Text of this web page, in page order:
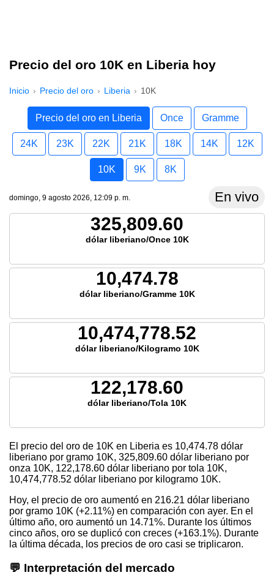
Precio del oro 10K en Liberia hoy
Inicio Precio del oro Liberia 10K
Precio del oro en Liberia Once Gramme
24K 23K 22K 21K 18K 14K 12K
10K 9K 8K
domingo, 9 agosto 2026, 12:09 p. m. En vivo
325,809.60
dólar liberiano/Once 10K
10,474.78
dólar liberiano/Gramme 10K
10,474,778.52
dólar liberiano/Kilogramo 10K
122,178.60
dólar liberiano/Tola 10K
El precio del oro de 10K en Liberia es 10,474.78 dólar
liberiano por gramo 10K, 325,809.60 dólar liberiano por
onza 10K, 122,178.60 dólar liberiano por tola 10K,
10,474,778.52 dólar liberiano por kilogramo 10K.
Hoy, el precio de oro aumentó en 216.21 dólar liberiano
por gramo 10K (+2.11%) en comparación con ayer. En el
último año, oro aumentó un 14.71%. Durante los últimos
cinco años, oro se duplicó con creces (+163.1%). Durante
la última década, los precios de oro casi se triplicaron.
💬 Interpretación del mercado